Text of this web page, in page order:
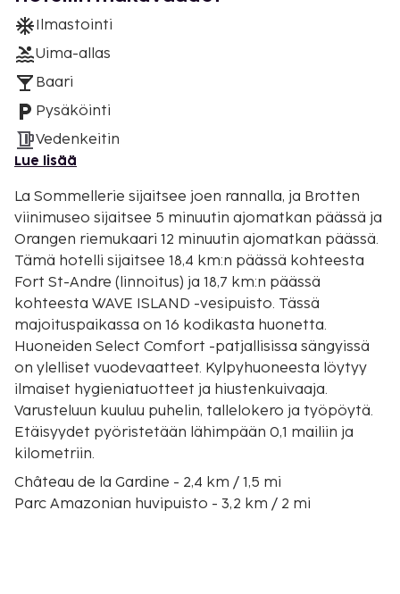
Ilmastointi
Uima-allas
Baari
Pysäköinti
Vedenkeitin
Lue lisää
La Sommellerie sijaitsee joen rannalla, ja Brotten
viinimuseo sijaitsee 5 minuutin ajomatkan päässä ja
Orangen riemukaari 12 minuutin ajomatkan päässä.
Tämä hotelli sijaitsee 18,4 km:n päässä kohteesta
Fort St-Andre (linnoitus) ja 18,7 km:n päässä
kohteesta WAVE ISLAND -vesipuisto. Tässä
majoituspaikassa on 16 kodikasta huonetta.
Huoneiden Select Comfort -patjallisissa sängyissä
on ylelliset vuodevaatteet. Kylpyhuoneesta löytyy
ilmaiset hygieniatuotteet ja hiustenkuivaaja.
Varusteluun kuuluu puhelin, tallelokero ja työpöytä.
Etäisyydet pyöristetään lähimpään 0,1 mailiin ja
kilometriin.
Château de la Gardine - 2,4 km / 1,5 mi
Parc Amazonian huvipuisto - 3,2 km / 2 mi